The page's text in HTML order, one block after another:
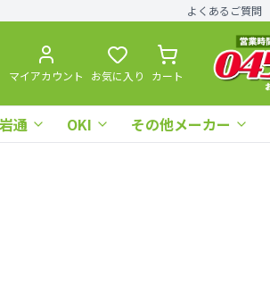
よくあるご質問
マイアカウント お気に入り カート
岩通 OKI その他メーカー